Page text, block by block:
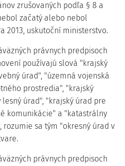
zrušovaných podľa § 8 a
začatý alebo nebol
2013, uskutoční ministerstvo.
právnych predpisoch
používajú slová "krajský
úrad", "územná vojenská
prostredia", "krajský
úrad", "krajský úrad pre
komunikácie" a "katastrálny
rozumie sa tým "okresný úrad v
právnych predpisoch